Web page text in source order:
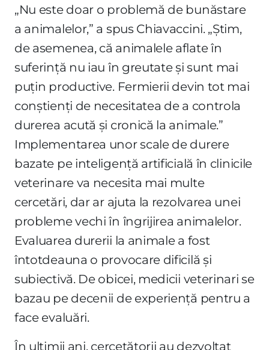
„Nu este doar o problemă de bunăstare
a animalelor,” a spus Chiavaccini. „Știm,
de asemenea, că animalele aflate în
suferință nu iau în greutate și sunt mai
puțin productive. Fermierii devin tot mai
conștienți de necesitatea de a controla
durerea acută și cronică la animale.”
Implementarea unor scale de durere
bazate pe inteligență artificială în clinicile
veterinare va necesita mai multe
cercetări, dar ar ajuta la rezolvarea unei
probleme vechi în îngrijirea animalelor.
Evaluarea durerii la animale a fost
întotdeauna o provocare dificilă și
subiectivă. De obicei, medicii veterinari se
bazau pe decenii de experiență pentru a
face evaluări.
În ultimii ani, cercetătorii au dezvoltat